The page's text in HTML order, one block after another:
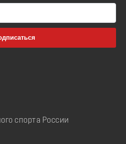
спорта России